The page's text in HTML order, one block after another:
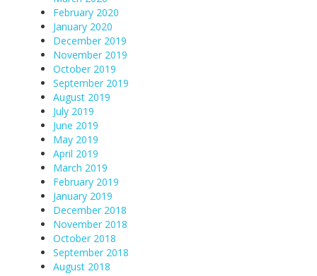
February 2020
January 2020
December 2019
November 2019
October 2019
September 2019
August 2019
July 2019
June 2019
May 2019
April 2019
March 2019
February 2019
January 2019
December 2018
November 2018
October 2018
September 2018
August 2018